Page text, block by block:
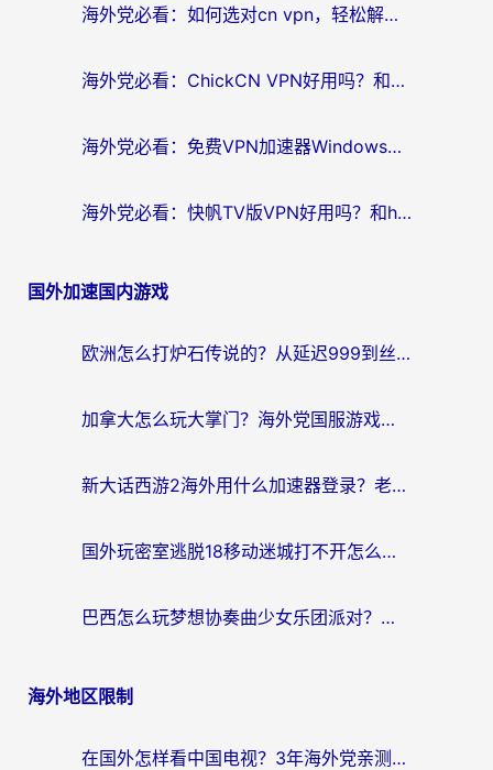
海外党必看：如何选对cn vpn，轻松解锁国内影音游戏？
海外党必看：ChickCN VPN好用吗？和星河VPN对比哪个回国效果更好？附真实体验+避坑指南
海外党必看：免费VPN加速器Windows版怎么选？附真实测评与无缝访问国内资源指南
海外党必看：快帆TV版VPN好用吗？和hi龟龟VPN对比哪个回国效果更好？附免费加速器选择指南
国外加速国内游戏
欧洲怎么打炉石传说的？从延迟999到丝滑上分，我找到了靠谱加速器
加拿大怎么玩大掌门？海外党国服游戏加速避坑指南（附实用工具推荐）
新大话西游2海外用什么加速器登录？老玩家亲测有效的国服游戏加速指南
国外玩密室逃脱18移动迷城打不开怎么办？海外玩家亲测有效的解决指南
巴西怎么玩梦想协奏曲少女乐团派对？海外党必看的国服游戏加速全攻略（附波兰天涯明月刀实用技巧）
海外地区限制
在国外怎样看中国电视？3年海外党亲测有效的追剧加速器指南